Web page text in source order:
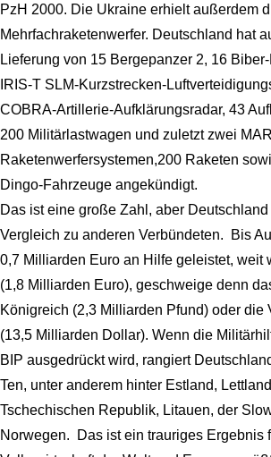
PzH 2000. Die Ukraine erhielt außerdem
Mehrfachraketenwerfer. Deutschland hat
Lieferung von 15 Bergepanzer 2, 16
IRIS-T SLM-Kurzstrecken-
COBRA-Artillerie-Aufklärungsradar, 43
200 Militärlastwagen und zuletzt zwei
Raketenwerfersystemen,200 Raketen
Dingo-Fahrzeuge angekündigt.
Das ist eine große Zahl, aber
Vergleich zu anderen Verbündeten. Bis
0,7 Milliarden Euro an Hilfe geleistet, weit
(1,8 Milliarden Euro), geschweige denn
Königreich (2,3 Milliarden Pfund) oder die
(13,5 Milliarden Dollar). Wenn die
BIP ausgedrückt wird, rangiert
Ten, unter anderem hinter Estland,
Tschechischen Republik, Litauen, der
Norwegen. Das ist ein trauriges Ergebnis